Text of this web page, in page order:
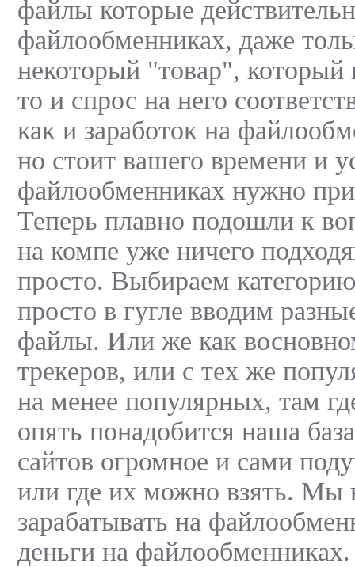
файлы которые
файлообменниках, даже
некоторый "товар", который
то и спрос на него
как и заработок на
но стоит вашего времени и
файлообменниках нужно
Теперь плавно подошли к
на компе уже ничего
просто. Выбираем
просто в гугле вводим
файлы. Или же как
трекеров, или с тех же
на менее популярных, там
опять понадобится наша
сайтов огромное и сами
или где их можно взять. Мы
зарабатывать на
деньги на файлообменниках.